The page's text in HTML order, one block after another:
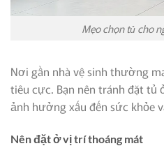
Mẹo chọn tủ cho
Nơi gần nhà vệ sinh thường
tiêu cực. Bạn nên tránh đặt tủ
ảnh hưởng xấu đến sức khỏe
Nên đặt ở vị trí thoáng mát